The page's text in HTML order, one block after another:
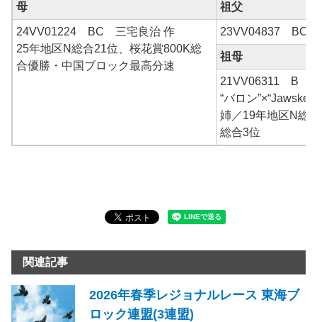
母 祖父
24VV01224 BC 三宅良治 作
25年地区N総合21位、桜花賞800K総
合優勝・中国ブロック最高分速
23VV04837 BC
祖母
21VV06311 B
“バロン”×“Jawske-
姉／19年地区N総
総合3位
関連記事
2026年春季レジョナルレース 東海ブ
ロック連盟(3連盟)